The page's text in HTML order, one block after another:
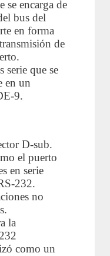
encarga de
bus del
en forma
de
serie que se
en un
9.
D-sub.
el puerto
en serie
232.
no
la
como un